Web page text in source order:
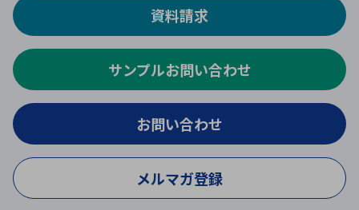
資料請求
サンプルお問い合わせ
お問い合わせ
メルマガ登録